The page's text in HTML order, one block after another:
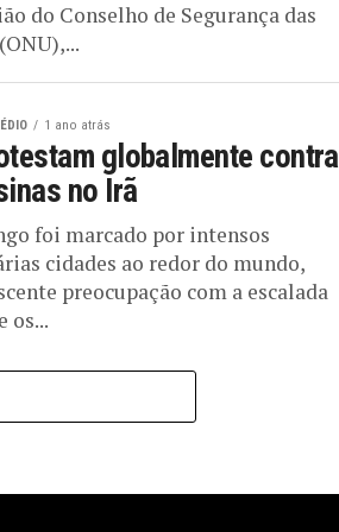
do Conselho de Segurança das
1 ano atrás
globalmente contra
no Irã
foi marcado por intensos
cidades ao redor do mundo,
preocupação com a escalada
os...